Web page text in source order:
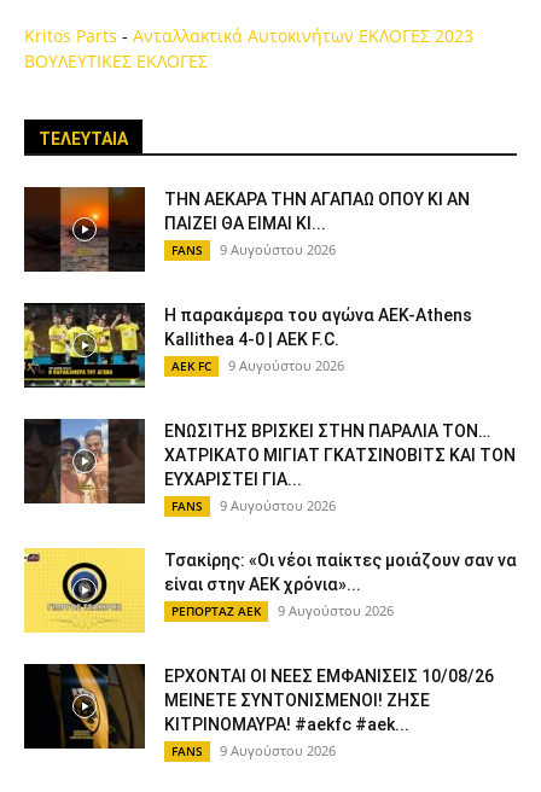
Kritos Parts - Ανταλλακτικά Αυτοκινήτων ΕΚΛΟΓΕΣ 2023
ΒΟΥΛΕΥΤΙΚΕΣ ΕΚΛΟΓΕΣ
ΤΕΛΕΥΤΑΙΑ
ΤΗΝ ΑΕΚΑΡΑ ΤΗΝ ΑΓΑΠΑΩ ΟΠΟΥ ΚΙ ΑΝ
ΠΑΙΖΕΙ ΘΑ ΕΙΜΑΙ ΚΙ...
FANS 9 Αυγούστου 2026
Η παρακάμερα του αγώνα ΑΕΚ-Athens
Kallithea 4-0 | AEK F.C.
AEK FC 9 Αυγούστου 2026
ΕΝΩΣΙΤΗΣ ΒΡΙΣΚΕΙ ΣΤΗΝ ΠΑΡΑΛΙΑ ΤΟΝ…
ΧΑΤΡΙΚΑΤΟ ΜΙΓΙΑΤ ΓΚΑΤΣΙΝΟΒΙΤΣ ΚΑΙ ΤΟΝ
ΕΥΧΑΡΙΣΤΕΙ ΓΙΑ...
FANS 9 Αυγούστου 2026
Τσακίρης: «Οι νέοι παίκτες μοιάζουν σαν να
είναι στην ΑΕΚ χρόνια»...
ΡΕΠΟΡΤΑΖ ΑΕΚ 9 Αυγούστου 2026
ΕΡΧΟΝΤΑΙ ΟΙ ΝΕΕΣ ΕΜΦΑΝΙΣΕΙΣ 10/08/26
ΜΕΙΝΕΤΕ ΣΥΝΤΟΝΙΣΜΕΝΟΙ! ΖΗΣΕ
ΚΙΤΡΙΝΟΜΑΥΡΑ! #aekfc #aek...
FANS 9 Αυγούστου 2026